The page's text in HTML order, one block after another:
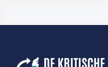
naar
inhoud